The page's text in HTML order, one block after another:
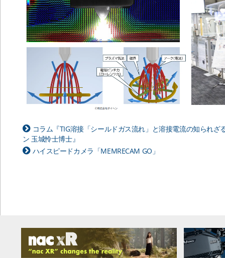
コラム『TIG溶接「シールドガス流れ」と溶接電流の知られ
ン 玉城怜士博士』
ハイスピードカメラ「MEMRECAM GO」